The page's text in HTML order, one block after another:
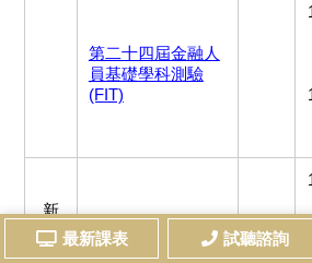
最新課表 試聽諮詢
第二十四屆金融人
員基礎學科測驗
(FIT)
新
進
人
115年土地銀行新
進人員招考簡章